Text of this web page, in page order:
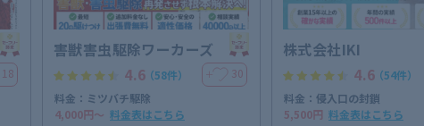
18
害獣害虫駆除ワーカーズ
4.6（58件） ＋
30
料金：ミツバチ駆除
4,000円〜 料金表はこちら
株式会社IKI
4.6（54件）
料金：侵入口の封鎖
5,500円 料金表はこちら